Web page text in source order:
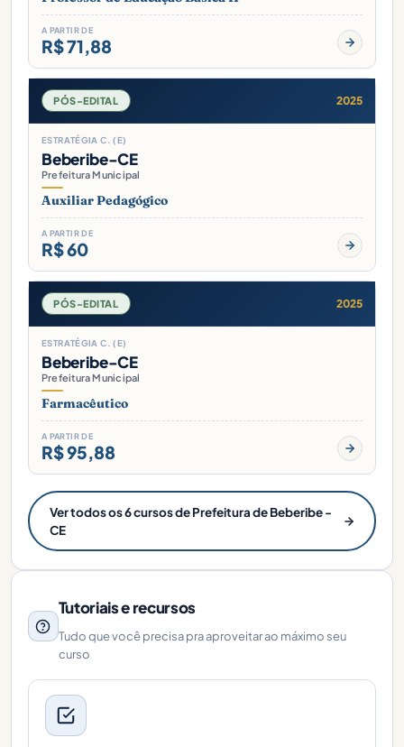
A PARTIR DE
R$ 71,88
PÓS-EDITAL 2025
ESTRATÉGIA C. (E)
Beberibe-CE
Prefeitura Municipal
Auxiliar Pedagógico
A PARTIR DE
R$ 60
PÓS-EDITAL 2025
ESTRATÉGIA C. (E)
Beberibe-CE
Prefeitura Municipal
Farmacêutico
A PARTIR DE
R$ 95,88
Ver todos os 6 cursos de Prefeitura de Beberibe -
CE
Tutoriais e recursos
Tudo que você precisa pra aproveitar ao máximo seu
curso